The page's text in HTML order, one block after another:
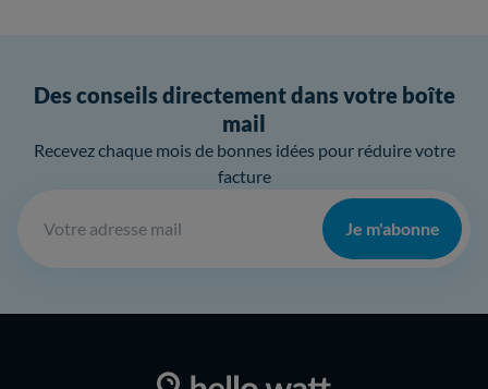
Des conseils directement dans votre boîte
mail
Recevez chaque mois de bonnes idées pour réduire votre
facture
Je m'abonne